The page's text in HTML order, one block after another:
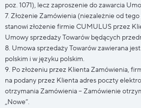
poz. 1071), lecz zaproszenie do zawarcia
7. Złożenie Zamówienia (niezależnie od tego
stanowi złożenie firmie CUMULUS przez
Umowy sprzedaży Towarów będących
8. Umowa sprzedaży Towarów zawierana
polskim i w języku polskim.
9. Po złożeniu przez Klienta Zamówienia,
na podany przez Klienta adres poczty
otrzymania Zamówienia – Zamówienie
„Nowe”.